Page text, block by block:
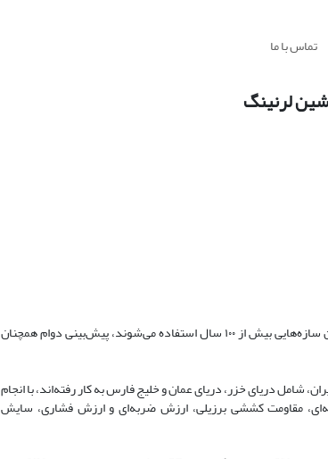
تماس با ما
لرنینگ
پیش‌بینی دوام بلندمدت سنگ در ساخت سازه‌های دریایی برای عملکرد ایمن آنها حیاتی است. با این‌که چنین سازه‌هایی بیش از ۱۰۰ سال استفاده می‌شوند، پیش‌بینی دوام همچنان
۳۵ موج‌شکن توده سنگی در سواحل ایران، شامل دریای خزر، دریای عمان و خلیج فارس به کار رفته‌اند، با انجام
مقاومت کششی برزیلی، ارزش‌ ضربه‌ای و ارزش فشاری، سایش